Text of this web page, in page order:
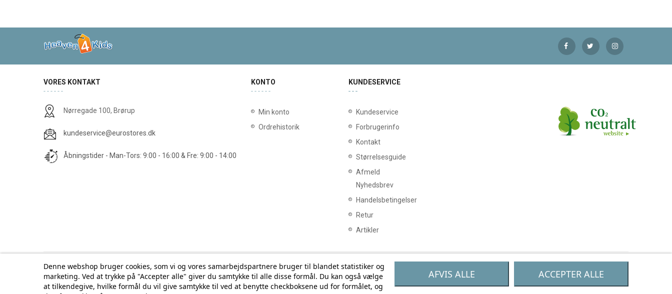
VORES KONTAKT
Nørregade 100, Brørup
kundeservice@eurostores.dk
Åbningstider - Man-Tors: 9:00 - 16:00 & Fre: 9:00 - 14:00
KONTO
Min konto
Ordrehistorik
KUNDESERVICE
Kundeservice
Forbrugerinfo
Kontakt
Størrelsesguide
Afmeld
Nyhedsbrev
Handelsbetingelser
Retur
Artikler
Tilmelding til Nyhedsbrev
Vi deler aldrig din email-adresse med tredjepart
Tilmeld
Denne webshop bruger cookies, som vi og vores samarbejdspartnere bruger til blandet statistiker og
marketing. Ved at trykke på "Accepter alle" giver du samtykke til alle disse formål. Du kan også vælge
at tilkendegive, hvilke formål du vil give samtykke til ved at benytte checkboksene ud for formålet, og
AFVIS ALLE ACCEPTER ALLE